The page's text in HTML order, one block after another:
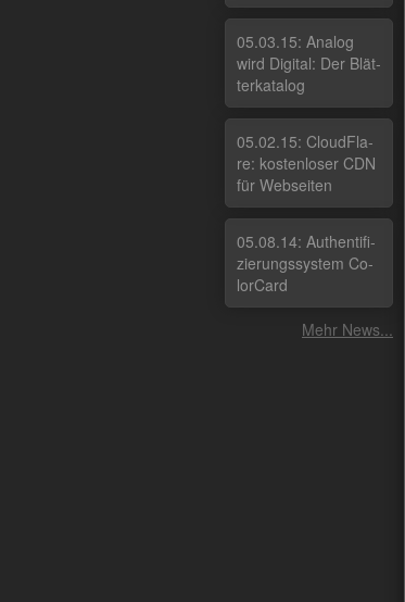
05.03.15: Ana­log
wird Di­gi­tal: Der Blät­
ter­ka­ta­log
05.02.15: Cloud­Fla­
re: kos­ten­lo­ser CDN
für Web­sei­ten
05.08.14: Au­then­ti­fi­
zie­rungs­sys­tem Co­
lor­Card
Mehr News...